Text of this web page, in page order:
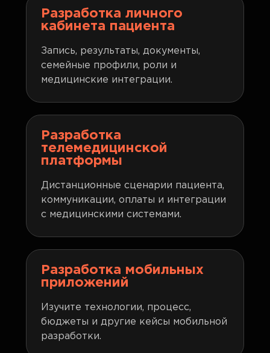
Разработка личного
кабинета пациента
Запись, результаты, документы,
семейные профили, роли и
медицинские интеграции.
Разработка
телемедицинской
платформы
Дистанционные сценарии пациента,
коммуникации, оплаты и интеграции
с медицинскими системами.
Разработка мобильных
приложений
Изучите технологии, процесс,
бюджеты и другие кейсы мобильной
разработки.